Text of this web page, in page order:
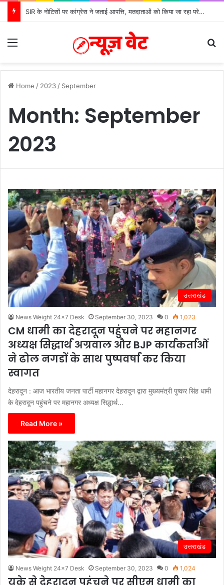
SIR के नोटिसों पर कांग्रेस ने जताई आपत्ति, मतदाताओं को किया जा रहा परेशान: बोले राष्ट्रीय प्रवक्ता आलोक शर्मा
Home / 2023 / September
Month: September
2023
उत्तराखंड
News Weight 24x7 Desk September 30, 2023 0 1,023
CM धामी का देहरादून पहुंचने पर महानगर
अध्यक्ष सिद्धार्थ अग्रवाल और BJP कार्यकर्ताओं
ने ढोल नगडों के साथ पुष्पवर्षा कर किया
स्वागत
देहरादून : आज भारतीय जनता पार्टी महानगर देहरादून द्वारा मुख्यमंत्री पुष्कर सिंह धामी
के देहरादून पहुंचने पर महानगर अध्यक्ष सिद्धार्थ…
Read More »
उत्तराखंड
News Weight 24x7 Desk September 30, 2023 0 1,024
यूके से देहरादून पहुंचने पर सीएम धामी का